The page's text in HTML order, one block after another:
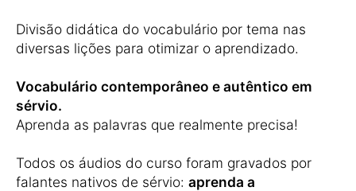
Divisão didática do vocabulário por tema nas
diversas lições para otimizar o aprendizado.
Vocabulário contemporâneo e autêntico em
sérvio.
Aprenda as palavras que realmente precisa!
Todos os áudios do curso foram gravados por
falantes nativos de sérvio: aprenda a